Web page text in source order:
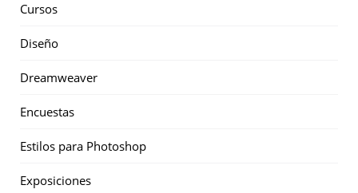
Cursos
Diseño
Dreamweaver
Encuestas
Estilos para Photoshop
Exposiciones